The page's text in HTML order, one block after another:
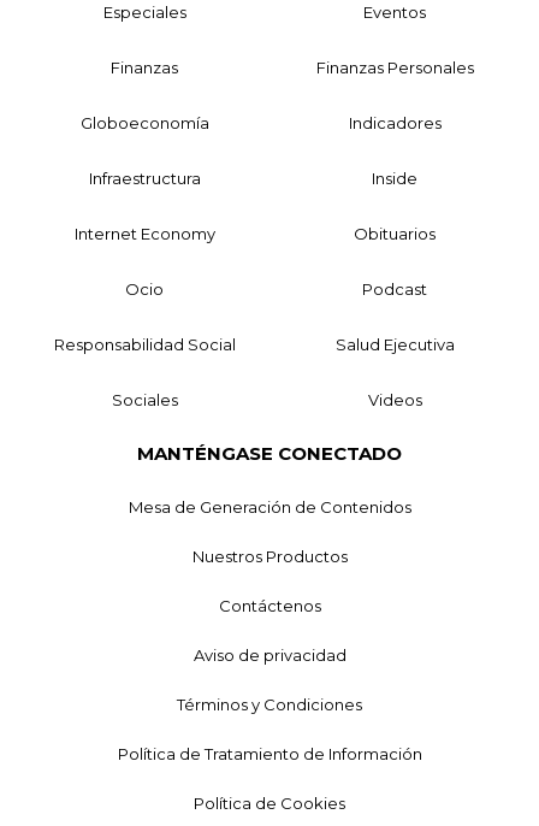
Especiales Eventos
Finanzas Finanzas Personales
Globoeconomía Indicadores
Infraestructura Inside
Internet Economy Obituarios
Ocio Podcast
Responsabilidad Social Salud Ejecutiva
Sociales Videos
MANTÉNGASE CONECTADO
Mesa de Generación de Contenidos
Nuestros Productos
Contáctenos
Aviso de privacidad
Términos y Condiciones
Política de Tratamiento de Información
Política de Cookies